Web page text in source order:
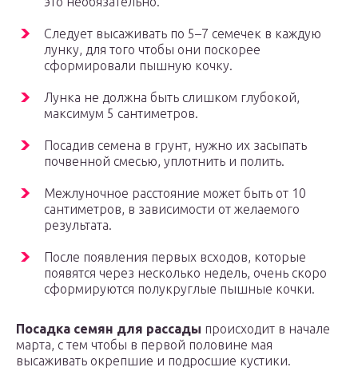
Следует высаживать по 5–7 семечек в каждую
лунку, для того чтобы они поскорее
сформировали пышную кочку.
Лунка не должна быть слишком глубокой,
максимум 5 сантиметров.
Посадив семена в грунт, нужно их засыпать
почвенной смесью, уплотнить и полить.
Межлуночное расстояние может быть от 10
сантиметров, в зависимости от желаемого
результата.
После появления первых всходов, которые
появятся через несколько недель, очень скоро
сформируются полукруглые пышные кочки.
Посадка семян для рассады происходит в начале
марта, с тем чтобы в первой половине мая
высаживать окрепшие и подросшие кустики.